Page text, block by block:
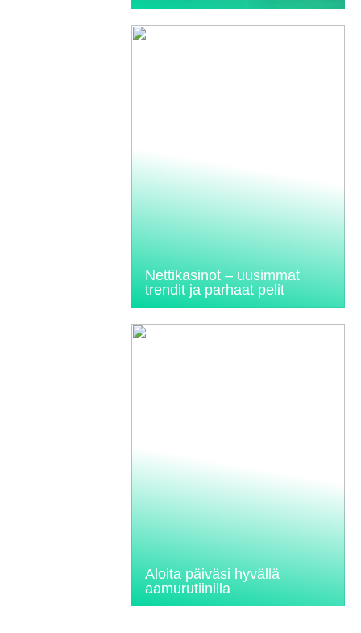
Nettikasinot – uusimmat
trendit ja parhaat pelit
Aloita päiväsi hyvällä
aamurutiinilla